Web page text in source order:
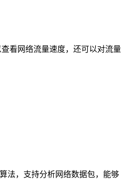
看网络流量速度，还可以对流量
法，支持分析网络数据包，能够